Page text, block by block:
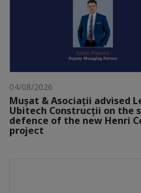
04/08/2026
Mușat & Asociații advised
Ubitech Construcții on the
defence of the new Henri
project